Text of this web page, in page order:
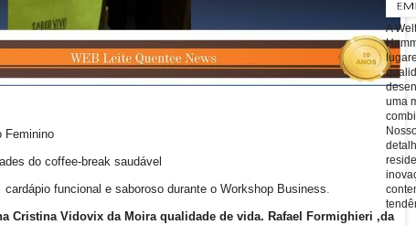
Feminino
do coffee-break saudável
funcional e saboroso durante o Workshop Business.
Cristina Vidovix da Moira qualidade de vida. Rafael Formighieri ,da
A
uma